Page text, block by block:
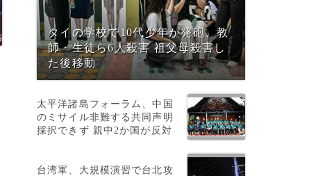
タイの学校で10代少年が発砲、教
師・生徒ら6人殺害 祖父母殺害し
た後移動
太平洋諸島フォーラム、中国
のミサイル非難する共同声明
採択できず 親中2か国が反対
台湾軍、大規模演習で台北攻